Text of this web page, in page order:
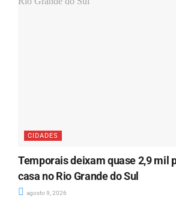
CIDADES
Temporais deixam quase 2,9 mil
casa no Rio Grande do Sul
agosto 9, 2026